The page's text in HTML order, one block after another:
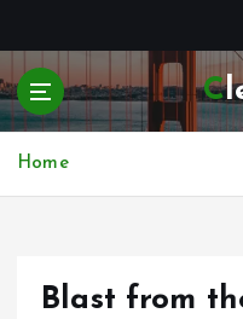
p
t
Home
Blast from